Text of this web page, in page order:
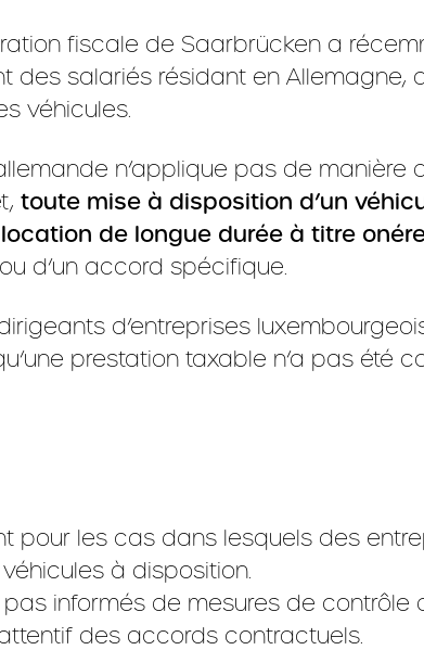
fiscale de Saarbrücken a
des salariés résidant en
véhicules.
n’applique pas de manière
toute mise à disposition d’un
de longue durée à titre
d’un accord spécifique.
d’entreprises
prestation taxable n’a pas été
pour les cas dans lesquels des
à disposition.
informés de mesures de contrôle
des accords contractuels.